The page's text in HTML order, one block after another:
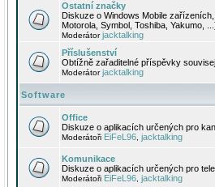
Ostatní značky
Diskuze o Windows Mobile
Motorola, Symbol, Toshiba, Yakumo,
Moderátorjacktalking
Příslušenství
Obtížně zařaditelné příspěvky
Moderátorjacktalking
Software
Office
Diskuze o aplikacích určených pro
Moderátoři EiFeL96 jacktalking
Komunikace
Diskuze o aplikacích určených pro
Moderátoři EiFeL96 jacktalking